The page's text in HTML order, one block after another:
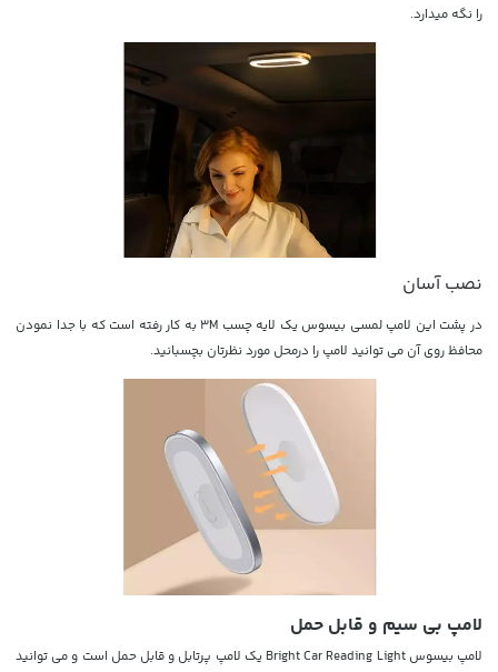
را نگه میدارد.
نصب آسان
در پشت این لامپ لمسی بیسوس یک لایه چسب 3M به کار رفته است که با جدا نمودن
محافظ روی آن می توانید لامپ را درمحل مورد نظرتان بچسبانید.
لامپ بی سیم و قابل حمل
لامپ بیسوس Bright Car Reading Light یک لامپ پرتابل و قابل حمل است و می توانید